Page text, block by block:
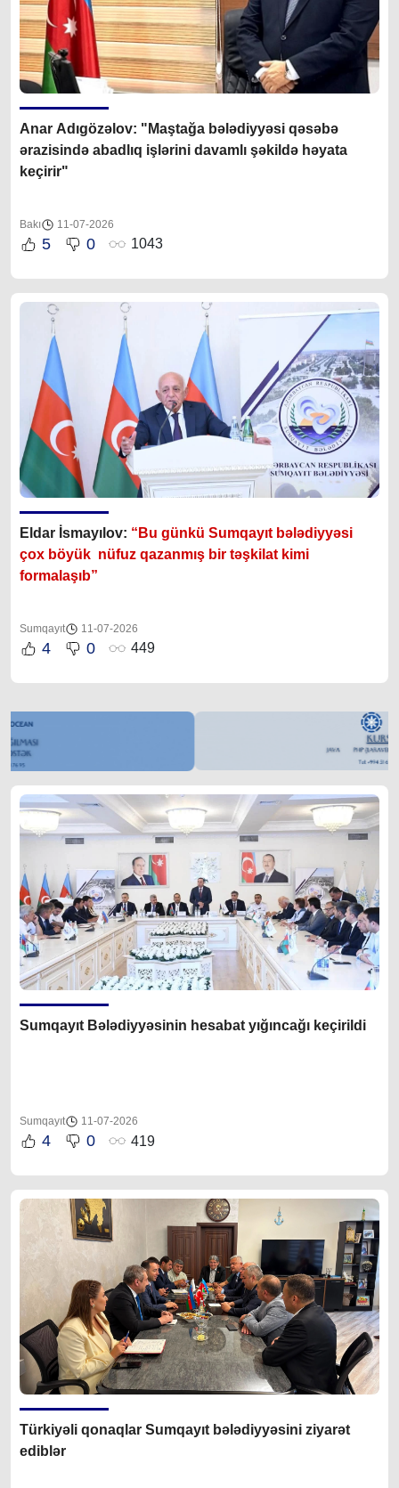
Anar Adıgözəlov: "Maştağa bələdiyyəsi qəsəbə
ərazisində abadlıq işlərini davamlı şəkildə həyata
keçirir"
Bakı 11-07-2026
5 0 1043
Eldar İsmayılov: “Bu günkü Sumqayıt bələdiyyəsi
çox böyük nüfuz qazanmış bir təşkilat kimi
formalaşıb”
Sumqayıt 11-07-2026
4 0 449
Sumqayıt Bələdiyyəsinin hesabat yığıncağı keçirildi
Sumqayıt 11-07-2026
4 0 419
Türkiyəli qonaqlar Sumqayıt bələdiyyəsini ziyarət
ediblər